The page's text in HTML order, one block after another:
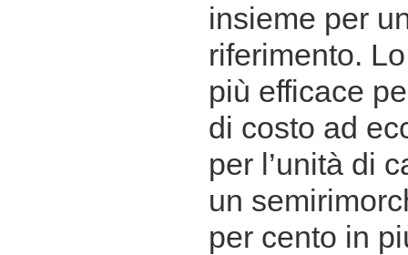
insieme per
riferimento.
più efficace
di costo ad
per l’unità di
un
per cento in